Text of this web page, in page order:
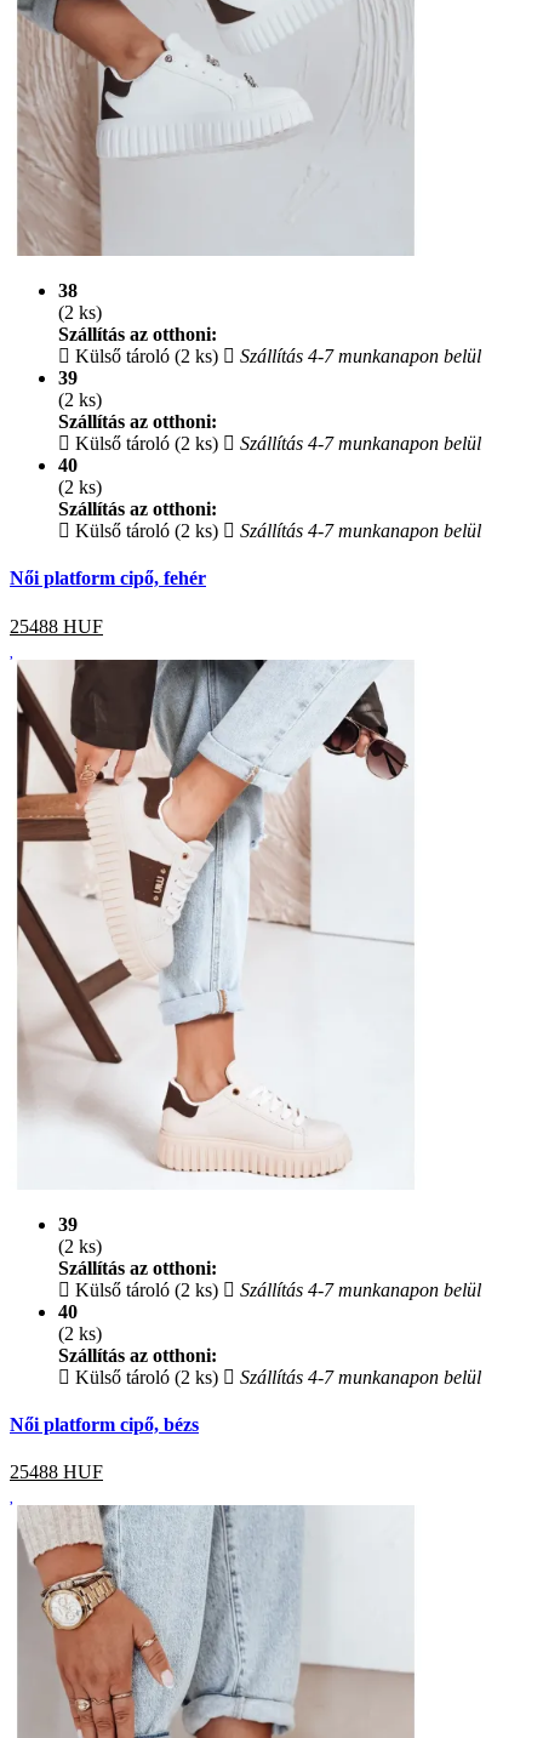
38
(2 ks)
Szállítás az otthoni:
Külső tároló (2 ks)
Szállítás 4-7 munkanapon belül
39
(2 ks)
Szállítás az otthoni:
Külső tároló (2 ks)
Szállítás 4-7 munkanapon belül
40
(2 ks)
Szállítás az otthoni:
Külső tároló (2 ks)
Szállítás 4-7 munkanapon belül
Női platform cipő, fehér
25488 HUF
39
(2 ks)
Szállítás az otthoni:
Külső tároló (2 ks)
Szállítás 4-7 munkanapon belül
40
(2 ks)
Szállítás az otthoni:
Külső tároló (2 ks)
Szállítás 4-7 munkanapon belül
Női platform cipő, bézs
25488 HUF